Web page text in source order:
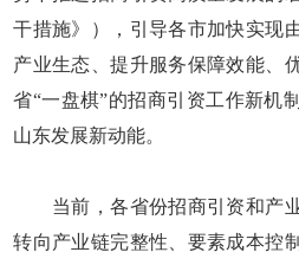
干措施》），引导各市加快实现
产业生态、提升服务保障效能、
省“一盘棋”的招商引资工作新机
山东发展新动能。
当前，各省份招商引资和产业
转向产业链完整性、要素成本控